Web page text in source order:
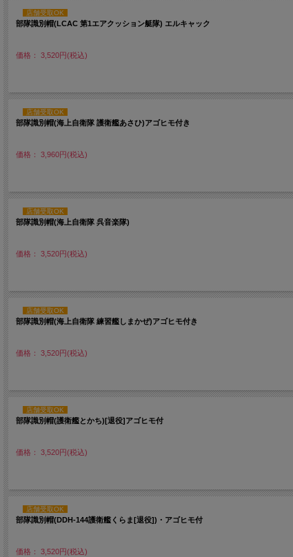
店舗受取OK
部隊識別帽(LCAC 第1エアクッション艇隊) エルキャック
価格： 3,520円(税込)
店舗受取OK
部隊識別帽(海上自衛隊 護衛艦あさひ)アゴヒモ付き
価格： 3,960円(税込)
店舗受取OK
部隊識別帽(海上自衛隊 呉音楽隊)
価格： 3,520円(税込)
店舗受取OK
部隊識別帽(海上自衛隊 練習艦しまかぜ)アゴヒモ付き
価格： 3,520円(税込)
店舗受取OK
部隊識別帽(護衛艦とかち)[退役]アゴヒモ付
価格： 3,520円(税込)
店舗受取OK
部隊識別帽(DDH-144護衛艦くらま[退役])・アゴヒモ付
価格： 3,520円(税込)